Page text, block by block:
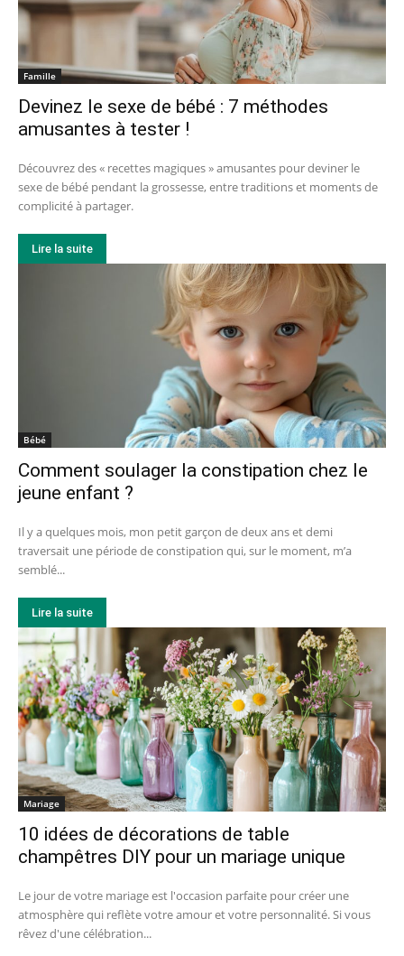
Famille
Devinez le sexe de bébé : 7 méthodes
amusantes à tester !
Découvrez des « recettes magiques » amusantes pour deviner le
sexe de bébé pendant la grossesse, entre traditions et moments de
complicité à partager.
Lire la suite
Bébé
Comment soulager la constipation chez le
jeune enfant ?
Il y a quelques mois, mon petit garçon de deux ans et demi
traversait une période de constipation qui, sur le moment, m’a
semblé...
Lire la suite
Mariage
10 idées de décorations de table
champêtres DIY pour un mariage unique
Le jour de votre mariage est l'occasion parfaite pour créer une
atmosphère qui reflète votre amour et votre personnalité. Si vous
rêvez d'une célébration...